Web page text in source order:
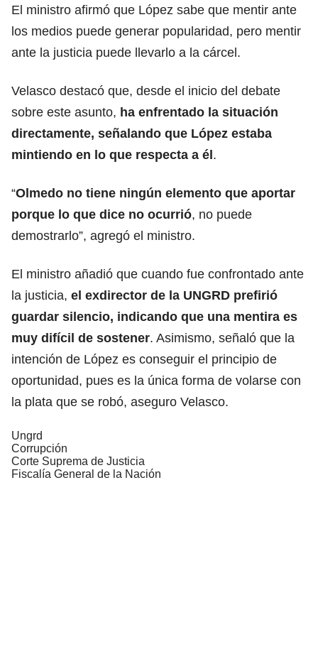
El ministro afirmó que López sabe que mentir ante
los medios puede generar popularidad, pero mentir
ante la justicia puede llevarlo a la cárcel.
Velasco destacó que, desde el inicio del debate
sobre este asunto, ha enfrentado la situación
directamente, señalando que López estaba
mintiendo en lo que respecta a él.
“Olmedo no tiene ningún elemento que aportar
porque lo que dice no ocurrió, no puede
demostrarlo”, agregó el ministro.
El ministro añadió que cuando fue confrontado ante
la justicia, el exdirector de la UNGRD prefirió
guardar silencio, indicando que una mentira es
muy difícil de sostener. Asimismo, señaló que la
intención de López es conseguir el principio de
oportunidad, pues es la única forma de volarse con
la plata que se robó, aseguro Velasco.
Ungrd
Corrupción
Corte Suprema de Justicia
Fiscalía General de la Nación